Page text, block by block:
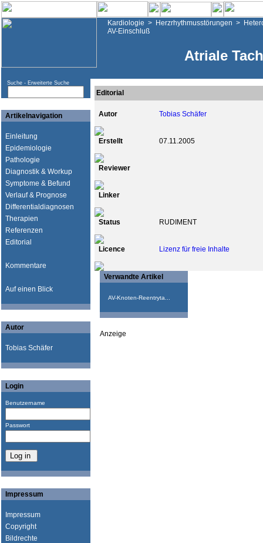
Kardiologie > Herzrhythmusstörungen >
AV-Einschluß
Atriale
Suche - Erweiterte Suche
Artikelnavigation
Einleitung
Epidemiologie
Pathologie
Diagnostik & Workup
Symptome & Befund
Verlauf & Prognose
Differentialdiagnosen
Therapien
Referenzen
Editorial
Kommentare
Auf einen Blick
Autor
Tobias Schäfer
Login
Benutzername
Passwort
Impressum
Impressum
Copyright
Bildrechte
Editorial
Autor Tobias Schäfer
Erstellt 07.11.2005
Reviewer
Linker
Status RUDIMENT
Licence Lizenz für freie Inhalte
Verwandte Artikel
AV-Knoten-Reentryta...
Anzeige